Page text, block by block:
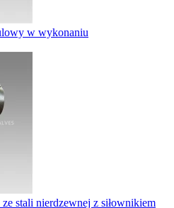
w wykonaniu
stali nierdzewnej z siłownikiem